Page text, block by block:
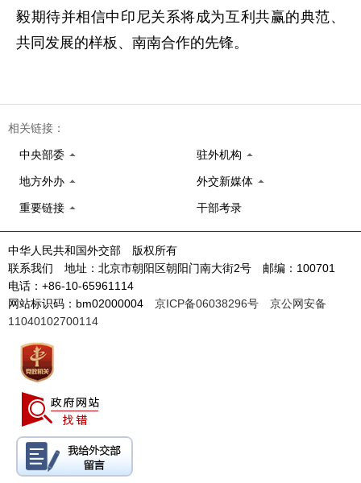
毅期待并相信中印尼关系将成为互利共赢的典范、
共同发展的样板、南南合作的先锋。
相关链接：
中央部委 驻外机构
地方外办 外交新媒体
重要链接 干部考录
中华人民共和国外交部 版权所有
联系我们 地址：北京市朝阳区朝阳门南大街2号 邮编：100701
电话：+86-10-65961114
网站标识码：bm02000004 京ICP备06038296号
京公网安备
11040102700114